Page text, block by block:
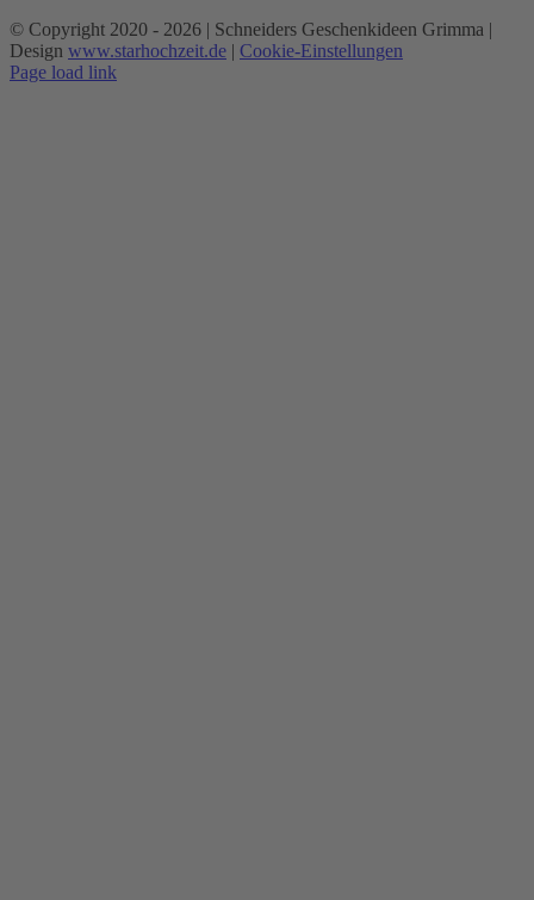
© Copyright 2020 - 2026 | Schneiders Geschenkideen Grimma |
Design www.starhochzeit.de | Cookie-Einstellungen
Page load link